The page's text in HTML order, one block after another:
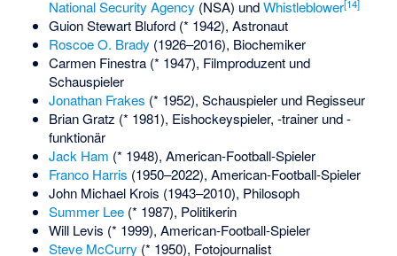
National Security Agency (NSA) undWhistleblower[14]
Guion Stewart Bluford(* 1942), Astronaut
Roscoe O. Brady (1926–2016), Biochemiker
Carmen Finestra(* 1947), Filmproduzent und
Schauspieler
Jonathan Frakes (* 1952), Schauspieler und Regisseur
Brian Gratz (* 1981), Eishockeyspieler, -trainer und -
funktionär
Jack Ham (* 1948), American-Football-Spieler
Franco Harris (1950–2022), American-Football-Spieler
John Michael Krois (1943–2010), Philosoph
Summer Lee(* 1987), Politikerin
Will Levis (* 1999), American-Football-Spieler
Steve McCurry (* 1950), Fotojournalist